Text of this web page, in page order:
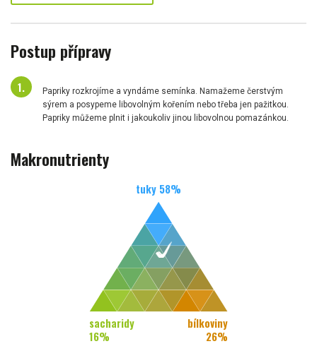
Postup přípravy
Papriky rozkrojíme a vyndáme semínka. Namažeme čerstvým
sýrem a posypeme libovolným kořením nebo třeba jen pažitkou.
Papriky můžeme plnit i jakoukoliv jinou libovolnou pomazánkou.
Makronutrienty
tuky 58%
sacharidy
16%
bílkoviny
26%